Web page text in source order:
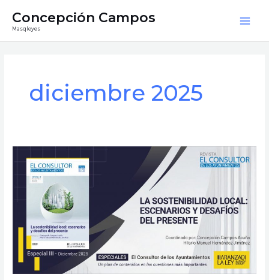
Concepción Campos
Masqleyes
diciembre 2025
sello
transformar
desde
territorio